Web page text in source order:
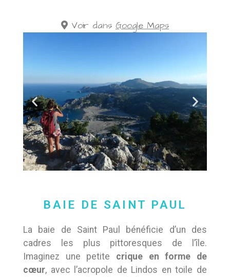
Voir dans Google Maps
BAIE DE SAINT PAUL
La baie de Saint Paul bénéficie d’un des
cadres les plus pittoresques de l’île.
Imaginez une petite crique en forme de
cœur, avec l’acropole de Lindos en toile de